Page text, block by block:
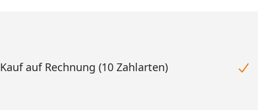
Kauf auf Rechnung (10 Zahlarten)